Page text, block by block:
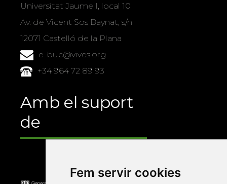
Fem servir cookies
Universitat Jaume I, local 10
Av. de Vicent Sos Baynat, s/n
12071 Castelló de la Plana
e-buc@vives.org
+34 964 72 89 93
Amb el suport
de